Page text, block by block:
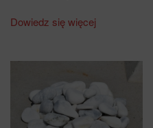
Dowiedz się więcej